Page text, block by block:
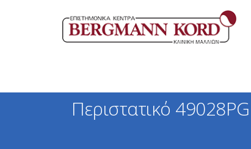
Περιστατικό 49028PG